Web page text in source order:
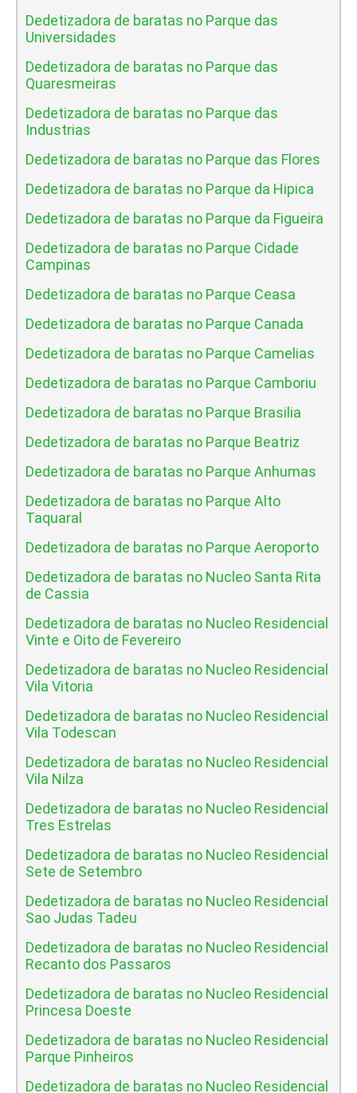
Dedetizadora de baratas no Parque das
Universidades
Dedetizadora de baratas no Parque das
Quaresmeiras
Dedetizadora de baratas no Parque das
Industrias
Dedetizadora de baratas no Parque das Flores
Dedetizadora de baratas no Parque da Hipica
Dedetizadora de baratas no Parque da Figueira
Dedetizadora de baratas no Parque Cidade
Campinas
Dedetizadora de baratas no Parque Ceasa
Dedetizadora de baratas no Parque Canada
Dedetizadora de baratas no Parque Camelias
Dedetizadora de baratas no Parque Camboriu
Dedetizadora de baratas no Parque Brasilia
Dedetizadora de baratas no Parque Beatriz
Dedetizadora de baratas no Parque Anhumas
Dedetizadora de baratas no Parque Alto
Taquaral
Dedetizadora de baratas no Parque Aeroporto
Dedetizadora de baratas no Nucleo Santa Rita
de Cassia
Dedetizadora de baratas no Nucleo Residencial
Vinte e Oito de Fevereiro
Dedetizadora de baratas no Nucleo Residencial
Vila Vitoria
Dedetizadora de baratas no Nucleo Residencial
Vila Todescan
Dedetizadora de baratas no Nucleo Residencial
Vila Nilza
Dedetizadora de baratas no Nucleo Residencial
Tres Estrelas
Dedetizadora de baratas no Nucleo Residencial
Sete de Setembro
Dedetizadora de baratas no Nucleo Residencial
Sao Judas Tadeu
Dedetizadora de baratas no Nucleo Residencial
Recanto dos Passaros
Dedetizadora de baratas no Nucleo Residencial
Princesa Doeste
Dedetizadora de baratas no Nucleo Residencial
Parque Pinheiros
Dedetizadora de baratas no Nucleo Residencial